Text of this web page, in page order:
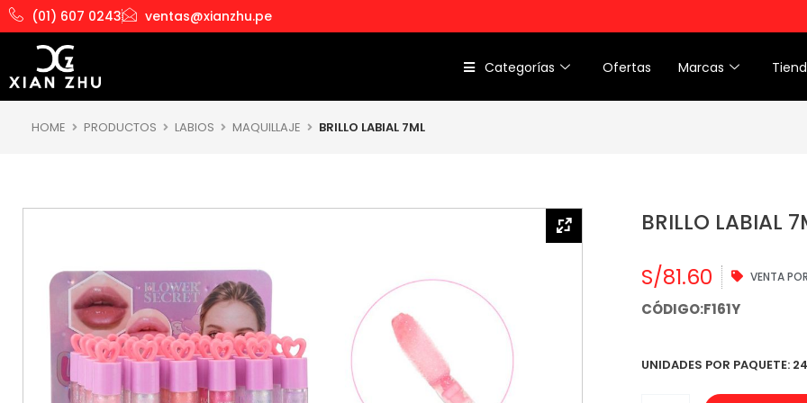
al
contenido
(01) 607 0243 ventas@xianzhu.pe
Categorías Ofertas Marcas
HOME PRODUCTOS LABIOS MAQUILLAJE BRILLO LABIAL 7ML
BRILLO LABIAL
S/81.60 VENTA
CÓDIGO:F161Y
UNIDADES POR PAQUETE: 24